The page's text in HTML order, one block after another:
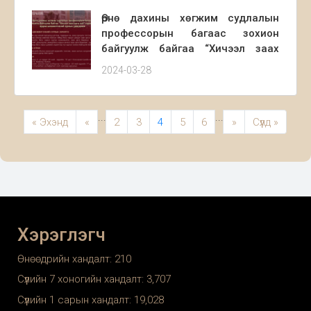
Өрнө дахины хөгжим судлалын
профессорын багаас зохион
байгуулж байгаа “Хичээл заах
арга зүй” сэдэвт эрдэм
2024-03-28
« Эхэнд « ... 2 3 4 5 6 ... » Сүүлд »
Хэрэглэгч
Өнөөдрийн хандалт: 210
Сүүлийн 7 хоногийн хандалт: 3,707
Сүүлийн 1 сарын хандалт: 19,028